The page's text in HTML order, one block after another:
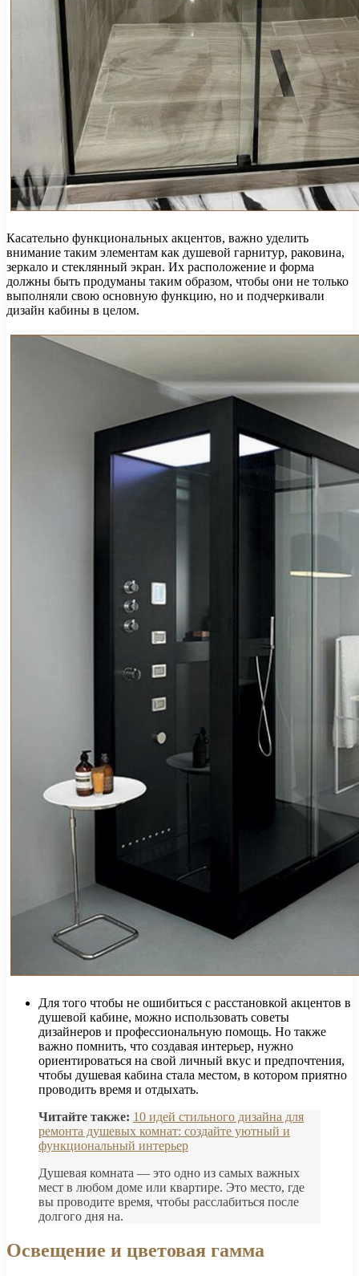
Касательно функциональных акцентов, важно уделить
внимание таким элементам как душевой гарнитур, раковина,
зеркало и стеклянный экран. Их расположение и форма
должны быть продуманы таким образом, чтобы они не только
выполняли свою основную функцию, но и подчеркивали
дизайн кабины в целом.
Для того чтобы не ошибиться с расстановкой акцентов в
душевой кабине, можно использовать советы
дизайнеров и профессиональную помощь. Но также
важно помнить, что создавая интерьер, нужно
ориентироваться на свой личный вкус и предпочтения,
чтобы душевая кабина стала местом, в котором приятно
проводить время и отдыхать.
Читайте также: 10 идей стильного дизайна для
ремонта душевых комнат: создайте уютный и
функциональный интерьер
Душевая комната — это одно из самых важных
мест в любом доме или квартире. Это место, где
вы проводите время, чтобы расслабиться после
долгого дня на.
Освещение и цветовая гамма